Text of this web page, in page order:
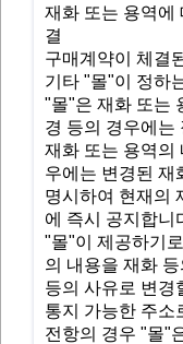
재화 또는 용역에
결
구매계약이 체결
기타 "몰"이 정하
"몰"은 재화 또는
경 등의 경우에는
재화 또는 용역의
우에는 변경된 재
명시하여 현재의
에 즉시 공지합니
"몰"이 제공하기
의 내용을 재화
등의 사유로 변경
통지 가능한 주소
전항의 경우 "몰"